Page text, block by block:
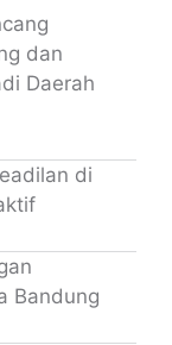
dan
Daerah
di
Bandung